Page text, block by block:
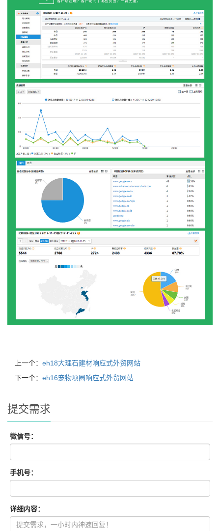
上一个： eh18大理石建材响应式外贸网站
下一个： eh16宠物项圈响应式外贸网站
提交需求
微信号：
手机号：
详细内容：